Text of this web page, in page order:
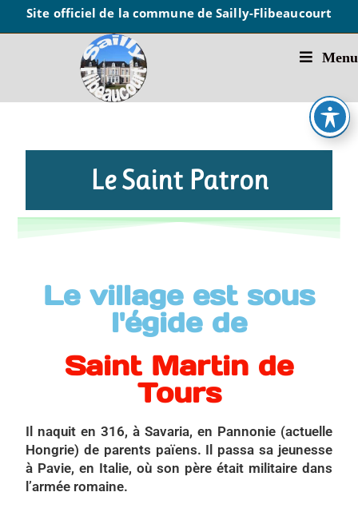
Site officiel de la commune de Sailly-Flibeaucourt
Menu
Le Saint Patron
Le village est sous
l'égide de
Saint Martin de
Tours
Il naquit en 316, à Savaria, en Pannonie (actuelle
Hongrie) de parents païens. Il passa sa jeunesse
à Pavie, en Italie, où son père était militaire dans
l’armée romaine.